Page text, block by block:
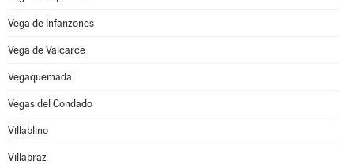
Vega de Infanzones
Vega de Valcarce
Vegaquemada
Vegas del Condado
Villablino
Villabraz